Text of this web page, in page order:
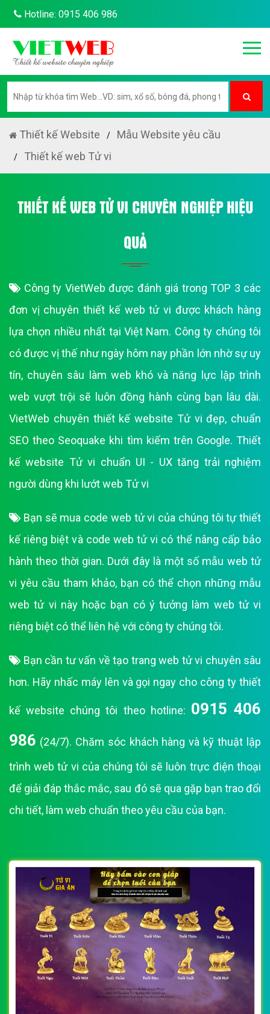
Hotline: 0915 406 986
Thiết kế Website
Mẫu Website yêu cầu
Thiết kế web Tử vi
THIẾT KẾ WEB TỬ VI CHUYÊN NGHIỆP HIỆU
QUẢ
Công ty VietWeb được đánh giá trong TOP 3 các
đơn vị chuyên thiết kế web tử vi được khách hàng
lựa chọn nhiều nhất tại Việt Nam. Công ty chúng tôi
có được vị thế như ngày hôm nay phần lớn nhờ sự uy
tín, chuyên sâu làm web khó và năng lực lập trình
web vượt trội sẽ luôn đồng hành cùng bạn lâu dài.
VietWeb chuyên thiết kế website Tử vi đẹp, chuẩn
SEO theo Seoquake khi tìm kiếm trên Google. Thiết
kế website Tử vi chuẩn UI - UX tăng trải nghiệm
người dùng khi lướt web Tử vi
Bạn sẽ mua code web tử vi của chúng tôi tự thiết
kế riêng biệt và code web tử vi có thể nâng cấp bảo
hành theo thời gian. Dưới đây là một số mẫu web tử
vi yêu cầu tham khảo, bạn có thể chọn những mẫu
web tử vi này hoặc bạn có ý tưởng làm web tử vi
riêng biệt có thể liên hệ với công ty chúng tôi.
Bạn cần tư vấn về tạo trang web tử vi chuyên sâu
hơn. Hãy nhấc máy lên và gọi ngay cho công ty thiết
kế website chúng tôi theo hotline: 0915 406
986 (24/7). Chăm sóc khách hàng và kỹ thuật lập
trình web tử vi của chúng tôi sẽ luôn trực điện thoại
để giải đáp thắc mắc, sau đó sẽ qua gặp bạn trao đổi
chi tiết, làm web chuẩn theo yêu cầu của bạn.